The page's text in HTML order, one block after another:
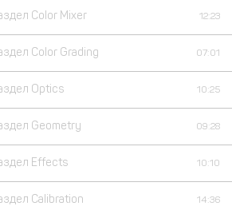
Color Mixer 12:23
Color Grading 07:01
Optics 10:25
Geometry 09:28
Effects 10:10
Calibration 14:36